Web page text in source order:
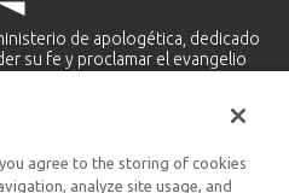
de apologética, dedicado
su fe y proclamar el evangelio
Hispano y Latinoamericano
agree to the storing of cookies
analyze site usage, and